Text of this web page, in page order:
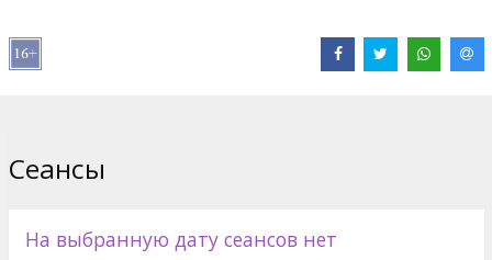
Дистрибьютор:
Latvian Theatrical Distribution
Pежиссер :
Сеансы
На выбранную дату сеансов нет